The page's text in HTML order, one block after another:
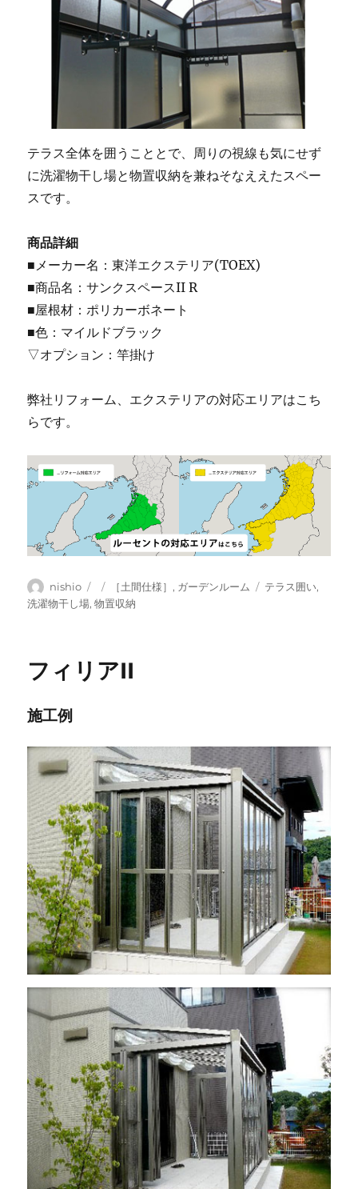
テラス全体を囲うこととで、周りの視線も気にせず
に洗濯物干し場と物置収納を兼ねそなええたスペー
スです。
商品詳細
■メーカー名：東洋エクステリア(TOEX)
■商品名：サンクスペースII R
■屋根材：ポリカーボネート
■色：マイルドブラック
▽オプション：竿掛け
弊社リフォーム、エクステリアの対応エリアはこち
らです。
投
稿
nishio
投
稿
カ
テ
［土間仕様］ , ガーデンルーム
タ
テラス囲い,
洗濯物干し場,物置収納
フィリアII
施工例